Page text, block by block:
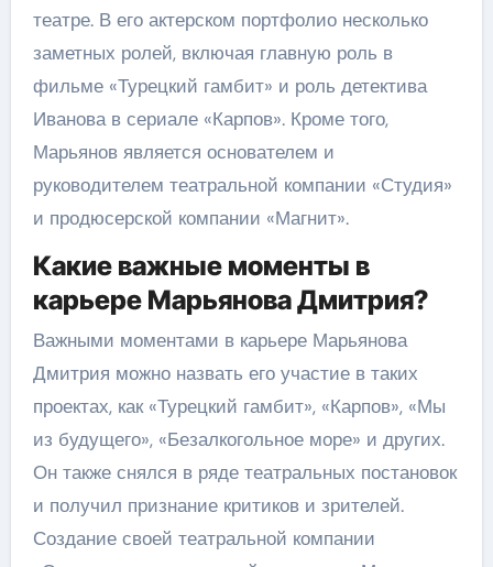
театре. В его актерском портфолио несколько
заметных ролей, включая главную роль в
фильме «Турецкий гамбит» и роль детектива
Иванова в сериале «Карпов». Кроме того,
Марьянов является основателем и
руководителем театральной компании «Студия»
и продюсерской компании «Магнит».
Какие важные моменты в
карьере Марьянова Дмитрия?
Важными моментами в карьере Марьянова
Дмитрия можно назвать его участие в таких
проектах, как «Турецкий гамбит», «Карпов», «Мы
из будущего», «Безалкогольное море» и других.
Он также снялся в ряде театральных постановок
и получил признание критиков и зрителей.
Создание своей театральной компании